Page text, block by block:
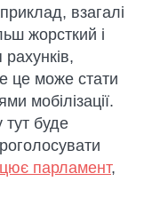
взагалі
жорсткий і
це може стати
мобілізації.
буде
парламент,